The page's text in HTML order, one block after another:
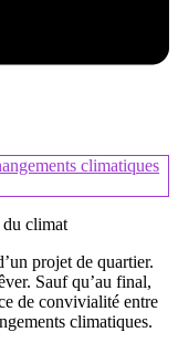
climatiques
du climat
projet de quartier.
Sauf qu’au final,
de convivialité entre
climatiques.